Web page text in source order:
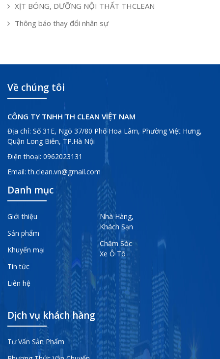
XỊT BÓNG, DƯỠNG NỘI THẤT THCLEAN
Thông báo thay đổi nhân sự
Về chúng tôi
CÔNG TY TNHH TH CLEAN VIỆT NAM
Địa chỉ: Số 31E, Ngõ 37/80 Phố Hoa Lâm, Phường Việt Hưng,
Quận Long Biên, TP.Hà Nội
Điện thoại: 0962023131
Email:th.clean.vn@gmail.com
Danh mục
Giới thiệu
Sản phẩm
Khuyến mại
Tin tức
Liên hệ
Nhà Hàng,
Khách Sạn
Chăm Sóc
Xe Ô Tô
Dịch vụ khách hàng
Tư Vấn Sản Phẩm